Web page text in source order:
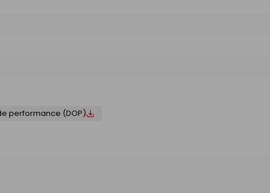
performance (DOP)